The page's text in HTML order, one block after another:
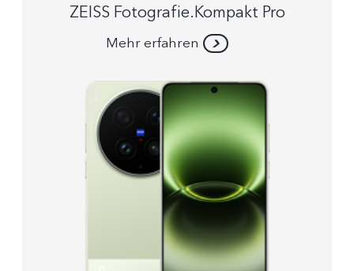
ZEISS Fotografie.Kompakt Pro
Mehr erfahren